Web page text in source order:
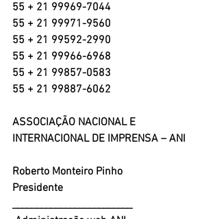
55 + 21 99969-7044
55 + 21 99971-9560
55 + 21 99592-2990
55 + 21 99966-6968
55 + 21 99857-0583
55 + 21 99887-6062
ASSOCIAÇÃO NACIONAL E
INTERNACIONAL DE IMPRENSA – ANI
Roberto Monteiro Pinho
Presidente
_________________________